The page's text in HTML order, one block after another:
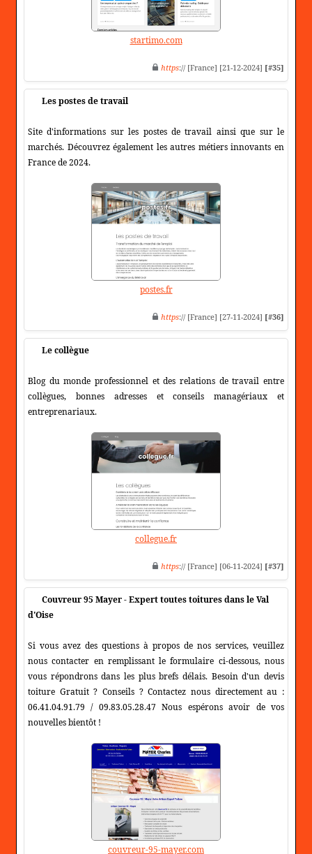
startimo.com
https:// [France] [21-12-2024] [#35]
Les postes de travail
Site d'informations sur les postes de travail ainsi que sur le
marchés. Découvrez également les autres métiers innovants en
France de 2024.
postes.fr
https:// [France] [27-11-2024] [#36]
Le collègue
Blog du monde professionnel et des relations de travail entre
collègues, bonnes adresses et conseils managériaux et
entreprenariaux.
collegue.fr
https:// [France] [06-11-2024] [#37]
Couvreur 95 Mayer - Expert toutes toitures dans le Val
d'Oise
Si vous avez des questions à propos de nos services, veuillez
nous contacter en remplissant le formulaire ci-dessous, nous
vous répondrons dans les plus brefs délais. Besoin d'un devis
toiture Gratuit ? Conseils ? Contactez nous directement au :
06.41.04.91.79 / 09.83.05.28.47 Nous espérons avoir de vos
nouvelles bientôt !
couvreur-95-mayer.com